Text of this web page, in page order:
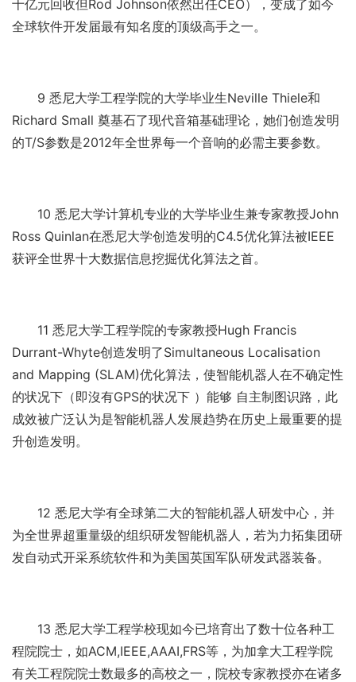
十亿元回收但Rod Johnson依然出任CEO），变成了如今
全球软件开发届最有知名度的顶级高手之一。
9 悉尼大学工程学院的大学毕业生Neville Thiele和
Richard Small 奠基石了现代音箱基础理论，她们创造发明
的T/S参数是2012年全世界每一个音响的必需主要参数。
10 悉尼大学计算机专业的大学毕业生兼专家教授John
Ross Quinlan在悉尼大学创造发明的C4.5优化算法被IEEE
获评全世界十大数据信息挖掘优化算法之首。
11 悉尼大学工程学院的专家教授Hugh Francis
Durrant-Whyte创造发明了Simultaneous Localisation
and Mapping (SLAM)优化算法，使智能机器人在不确定性
的状况下（即沒有GPS的状况下 ）能够 自主制图识路，此
成效被广泛认为是智能机器人发展趋势在历史上最重要的提
升创造发明。
12 悉尼大学有全球第二大的智能机器人研发中心，并
为全世界超重量级的组织研发智能机器人，若为力拓集团研
发自动式开采系统软件和为美国英国军队研发武器装备。
13 悉尼大学工程学校现如今已培育出了数十位各种工
程院院士，如ACM,IEEE,AAAI,FRS等，为加拿大工程学院
有关工程院院士数最多的高校之一，院校专家教授亦在诸多